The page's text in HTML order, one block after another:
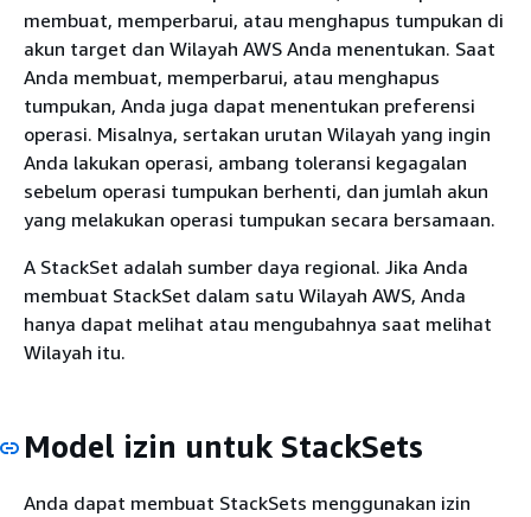
membuat, memperbarui, atau menghapus tumpukan di
akun target dan Wilayah AWS Anda menentukan. Saat
Anda membuat, memperbarui, atau menghapus
tumpukan, Anda juga dapat menentukan preferensi
operasi. Misalnya, sertakan urutan Wilayah yang ingin
Anda lakukan operasi, ambang toleransi kegagalan
sebelum operasi tumpukan berhenti, dan jumlah akun
yang melakukan operasi tumpukan secara bersamaan.
A StackSet adalah sumber daya regional. Jika Anda
membuat StackSet dalam satu Wilayah AWS, Anda
hanya dapat melihat atau mengubahnya saat melihat
Wilayah itu.
Model izin untuk StackSets
Anda dapat membuat StackSets menggunakan izin